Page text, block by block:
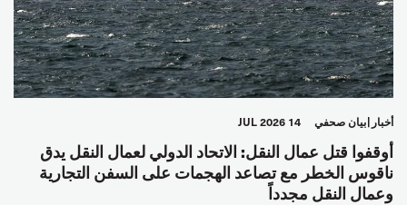
أخبار بيان صحفي 14 JUL 2026
أوقفوا قتل عمال النقل: الاتحاد الدولي لعمال النقل يدق
ناقوس الخطر مع تصاعد الهجمات على السفن التجارية
وعمال النقل مجدداً